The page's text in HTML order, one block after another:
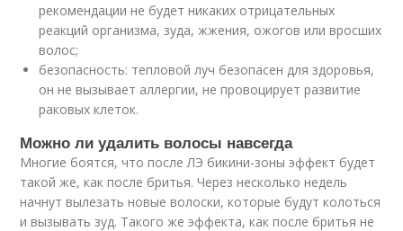
рекомендации не будет никаких отрицательных
реакций организма, зуда, жжения, ожогов или вросших
волос;
безопасность: тепловой луч безопасен для здоровья,
он не вызывает аллергии, не провоцирует развитие
раковых клеток.
Можно ли удалить волосы навсегда
Многие боятся, что после ЛЭ бикини-зоны эффект будет
такой же, как после бритья. Через несколько недель
начнут вылезать новые волоски, которые будут колоться
и вызывать зуд. Такого же эффекта, как после бритья не